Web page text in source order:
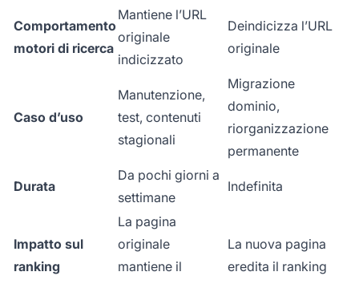
Comportamento
motori di ricerca
Mantiene l’URL
originale
indicizzato
Deindicizza l’URL
originale
Caso d’uso
Manutenzione,
test, contenuti
stagionali
Migrazione
dominio,
riorganizzazione
permanente
Durata
Da pochi giorni a
settimane
Indefinita
Impatto sul
ranking
La pagina
originale
mantiene il
La nuova pagina
eredita il ranking